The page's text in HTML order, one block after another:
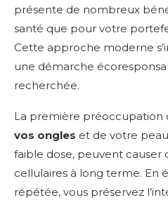
présente de nombreux
santé que pour votre
Cette approche moderne
une démarche
recherchée.
La première préoccupation
vos ongles et de votre
faible dose, peuvent causer
cellulaires à long terme. En
répétée, vous préservez